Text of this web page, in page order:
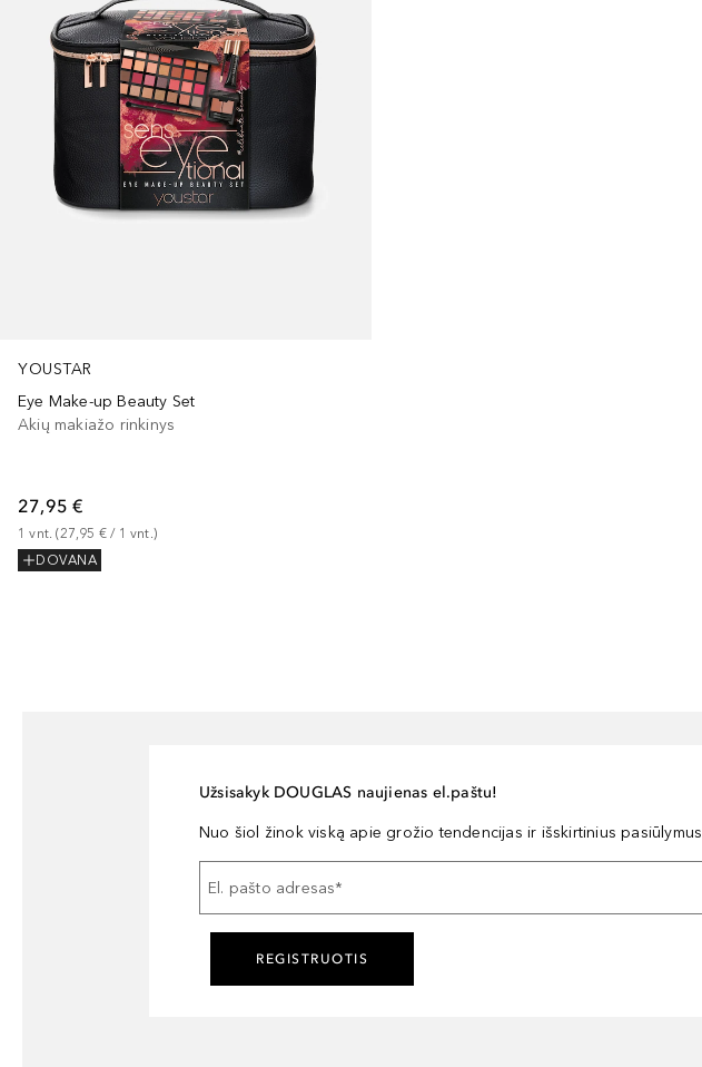
YOUSTAR
Eye Make-up Beauty Set
Akių makiažo rinkinys
27,95 €
1 vnt. (27,95 € / 1 vnt.)
DOVANA
Užsisakyk DOUGLAS naujienas el.paštu!
Nuo šiol žinok viską apie grožio tendencijas ir išskirtinius pasiūlymus
El. pašto adresas*
REGISTRUOTIS